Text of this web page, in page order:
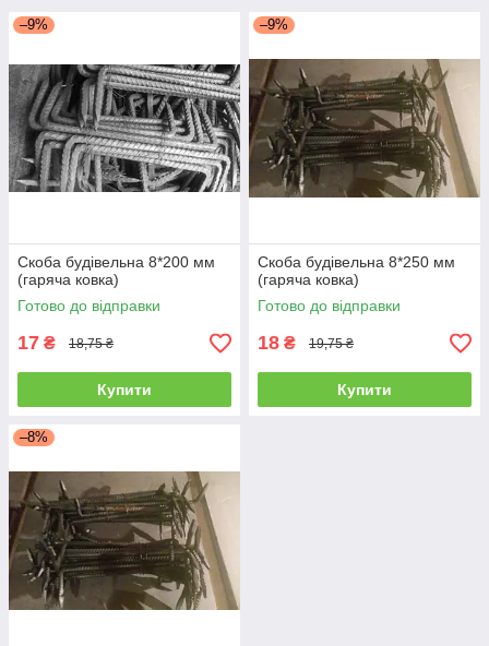
–9%
Скоба будівельна 8*200 мм
(гаряча ковка)
Готово до відправки
17 ₴ 18,75 ₴
Купити
–9%
Скоба будівельна 8*250 мм
(гаряча ковка)
Готово до відправки
18 ₴ 19,75 ₴
Купити
–8%